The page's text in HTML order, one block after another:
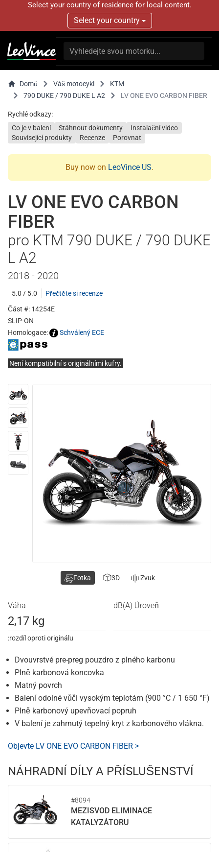
Select your country of residence for local content.
Select your country
Domů Váš motocykl
KTM
790 DUKE / 790 DUKE L A2
LV ONE EVO CARBON FIBER
Rychlé odkazy:
Co je v balení
Stáhnout dokumenty
Instalační video
Související produkty
Recenze Porovnat
Buy now on LeoVince US.
LV ONE EVO CARBON
FIBER
pro KTM 790 DUKE / 790 DUKE
L A2
2018 - 2020
5.0 / 5.0
Přečtěte si recenze
Část #: 14254E
SLIP-ON
Homologace:
Schválený ECE
Není kompatibilní s originálními kufry.
Váha
2,17 kg
:rozdíl oproti originálu
dB(A) Úroveň
Dvouvrstvé pre-preg pouzdro z plného karbonu
Plně karbonová koncovka
Matný povrch
Balení odolné vůči vysokým teplotám (900 °C / 1 650 °F)
Plně karbonový upevňovací popruh
V balení je zahrnutý tepelný kryt z karbonového vlákna.
Objevte LV ONE EVO CARBON FIBER >
NÁHRADNÍ DÍLY A PŘÍSLUŠENSTVÍ
#8094
MEZISVOD ELIMINACE
KATALYZÁTORU
Fotka 3D Zvuk